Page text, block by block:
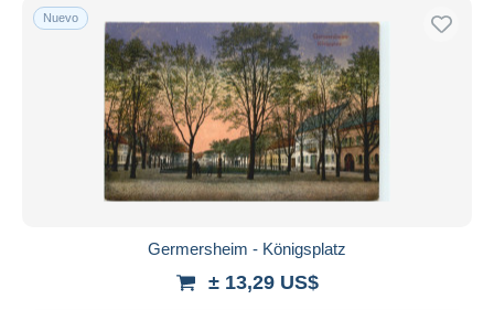
Nuevo
Germersheim - Königsplatz
± 13,29 US$